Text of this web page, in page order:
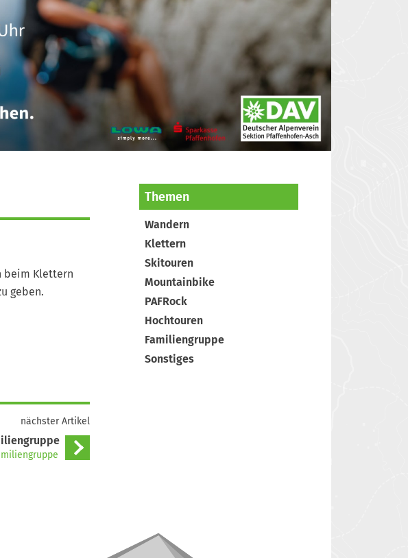
Themen
Wandern
Klettern
Skitouren
Mountainbike
PAFRock
Hochtouren
Familiengruppe
Sonstiges
beim Klettern
geben.
nächster Artikel